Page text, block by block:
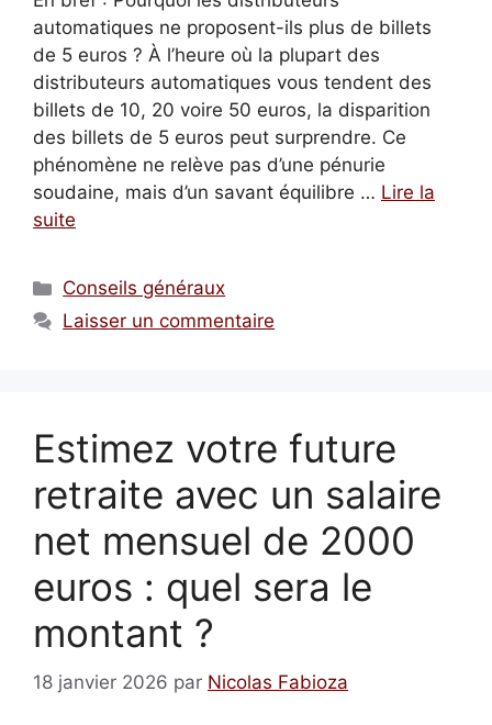
automatiques ne proposent-ils plus de billets
de 5 euros ? À l’heure où la plupart des
distributeurs automatiques vous tendent des
billets de 10, 20 voire 50 euros, la disparition
des billets de 5 euros peut surprendre. Ce
phénomène ne relève pas d’une pénurie
soudaine, mais d’un savant équilibre … Lire la
suite
Catégories
Conseils généraux
Laisser un commentaire
Estimez votre future
retraite avec un salaire
net mensuel de 2000
euros : quel sera le
montant ?
18 janvier 2026 par Nicolas Fabioza